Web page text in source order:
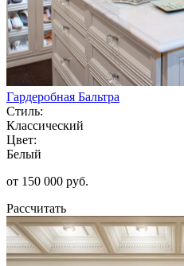
Гардеробная Бальтра
Стиль:
Классический
Цвет:
Белый
от 150 000 руб.
Рассчитать